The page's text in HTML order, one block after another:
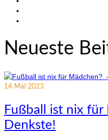
Neueste
14 Mai 2023
Fußball ist nix
Denkste!